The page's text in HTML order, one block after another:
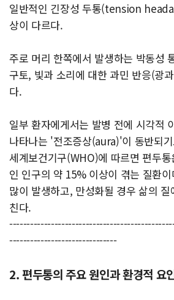
일반적인 긴장성 두통(tension
상이 다르다.
주로 머리 한쪽에서 발생하는 박동성
구토, 빛과 소리에 대한 과민 반응(광
다.
일부 환자에게서는 발병 전에 시각적
나타나는 '전조증상(aura)'이 동반되
세계보건기구(WHO)에 따르면 편두
인 인구의 약 15% 이상이 겪는 질환
많이 발생하고, 만성화될 경우 삶의
친다.
-------------------------------
2. 편두통의 주요 원인과 환경적 요